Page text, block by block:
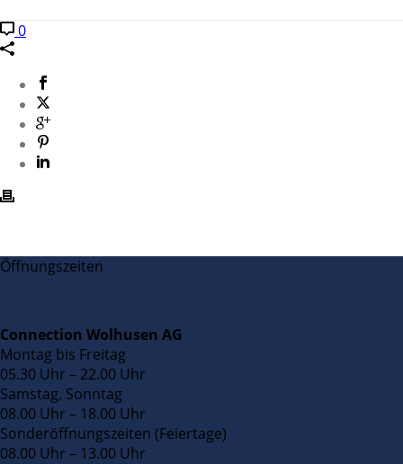
0
Öffnungszeiten
Connection Wolhusen AG
Montag bis Freitag
05.30 Uhr – 22.00 Uhr
Samstag, Sonntag
08.00 Uhr – 18.00 Uhr
Sonderöffnungszeiten (Feiertage)
08.00 Uhr – 13.00 Uhr